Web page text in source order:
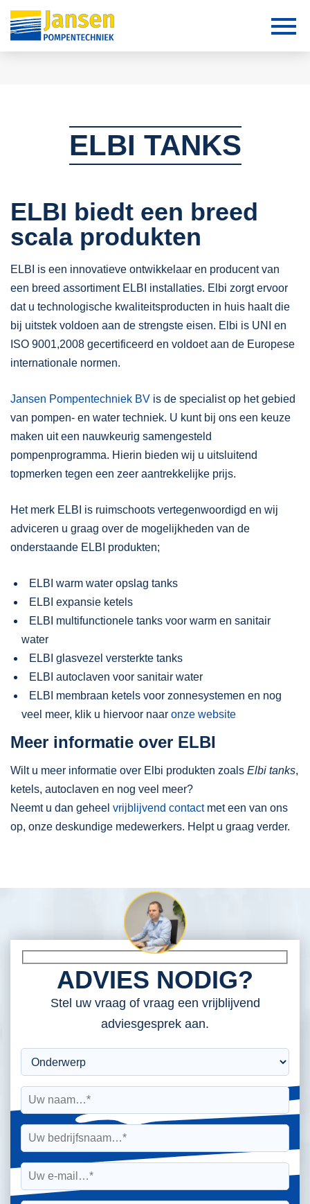
ELBI TANKS
ELBI biedt een breed
scala produkten
ELBI is een innovatieve ontwikkelaar en producent van
een breed assortiment ELBI installaties. Elbi zorgt ervoor
dat u technologische kwaliteitsproducten in huis haalt die
bij uitstek voldoen aan de strengste eisen. Elbi is UNI en
ISO 9001,2008 gecertificeerd en voldoet aan de Europese
internationale normen.
Jansen Pompentechniek BV is de specialist op het gebied
van pompen- en water techniek. U kunt bij ons een keuze
maken uit een nauwkeurig samengesteld
pompenprogramma. Hierin bieden wij u uitsluitend
topmerken tegen een zeer aantrekkelijke prijs.
Het merk ELBI is ruimschoots vertegenwoordigd en wij
adviceren u graag over de mogelijkheden van de
onderstaande ELBI produkten;
ELBI warm water opslag tanks
ELBI expansie ketels
ELBI multifunctionele tanks voor warm en sanitair
water
ELBI glasvezel versterkte tanks
ELBI autoclaven voor sanitair water
ELBI membraan ketels voor zonnesystemen en nog
veel meer, klik u hiervoor naar onze website
Meer informatie over ELBI
Wilt u meer informatie over Elbi produkten zoals Elbi tanks,
ketels, autoclaven en nog veel meer?
Neemt u dan geheel vrijblijvend contactmet een van ons
op, onze deskundige medewerkers. Helpt u graag verder.
ADVIES NODIG?
Stel uw vraag of vraag een vrijblijvend
adviesgesprek aan.